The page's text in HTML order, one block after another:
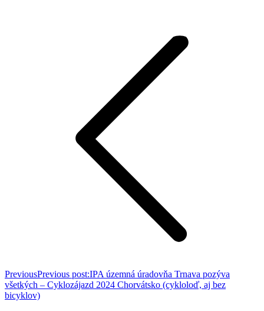
PreviousPrevious post:IPA územná úradovňa Trnava pozýva
všetkých – Cyklozájazd 2024 Chorvátsko (cykloloď, aj bez
bicyklov)